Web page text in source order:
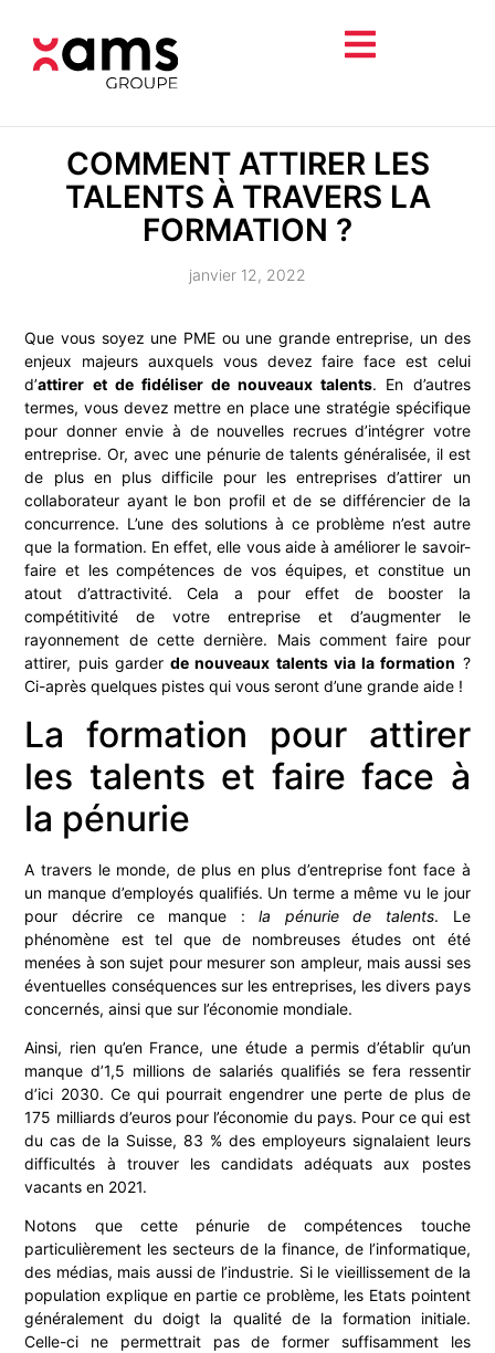
COMMENT ATTIRER LES
TALENTS À TRAVERS LA
FORMATION ?
janvier 12, 2022
Que vous soyez une PME ou une grande entreprise, un des
enjeux majeurs auxquels vous devez faire face est celui
d’attirer et de fidéliser de nouveaux talents. En d’autres
termes, vous devez mettre en place une stratégie spécifique
pour donner envie à de nouvelles recrues d’intégrer votre
entreprise. Or, avec une pénurie de talents généralisée, il est
de plus en plus difficile pour les entreprises d’attirer un
collaborateur ayant le bon profil et de se différencier de la
concurrence. L’une des solutions à ce problème n’est autre
que la formation. En effet, elle vous aide à améliorer le savoir-
faire et les compétences de vos équipes, et constitue un
atout d’attractivité. Cela a pour effet de booster la
compétitivité de votre entreprise et d’augmenter le
rayonnement de cette dernière. Mais comment faire pour
attirer, puis garderde nouveaux talents via la formation ?
Ci-après quelques pistes qui vous seront d’une grande aide !
La formation pour attirer
les talents et faire face à
la pénurie
A travers le monde, de plus en plus d’entreprise font face à
un manque d’employés qualifiés. Un terme a même vu le jour
pour décrire ce manque :la pénurie de talents. Le
phénomène est tel que de nombreuses études ont été
menées à son sujet pour mesurer son ampleur, mais aussi ses
éventuelles conséquences sur les entreprises, les divers pays
concernés, ainsi que sur l’économie mondiale.
Ainsi, rien qu’en France, une étude a permis d’établir qu’un
manque d’1,5 millions de salariés qualifiés se fera ressentir
d’ici 2030. Ce qui pourrait engendrer une perte de plus de
175 milliards d’euros pour l’économie du pays. Pour ce qui est
du cas de la Suisse, 83 % des employeurs signalaient leurs
difficultés à trouver les candidats adéquats aux postes
vacants en 2021.
Notons que cette pénurie de compétences touche
particulièrement les secteurs de la finance, de l’informatique,
des médias, mais aussi de l’industrie. Si le vieillissement de la
population explique en partie ce problème, les Etats pointent
généralement du doigt la qualité de la formation initiale.
Celle-ci ne permettrait pas de former suffisamment les